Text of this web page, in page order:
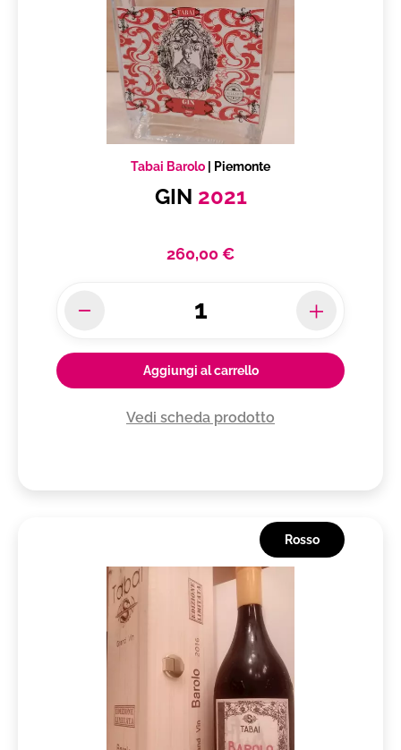
Tabai Barolo Piemonte
GIN 2021
260,00 €
Aggiungi al carrello
Vedi scheda prodotto
Rosso